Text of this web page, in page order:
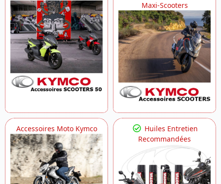
Maxi-Scooters
Accessoires Moto Kymco
Huiles Entretien
Recommandées